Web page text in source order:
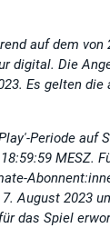
auf dem von
digital. Die
Es gelten die
Periode auf
MESZ.
August 2023
das Spiel